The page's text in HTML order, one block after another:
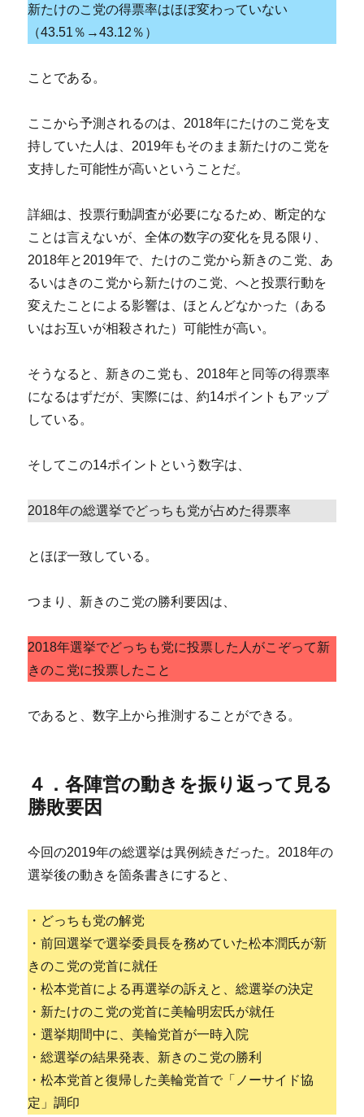
新たけのこ党の得票率はほぼ変わっていない
（43.51％→43.12％）
ことである。
ここから予測されるのは、2018年にたけのこ党を支
持していた人は、2019年もそのまま新たけのこ党を
支持した可能性が高いということだ。
詳細は、投票行動調査が必要になるため、断定的な
ことは言えないが、全体の数字の変化を見る限り、
2018年と2019年で、たけのこ党から新きのこ党、あ
るいはきのこ党から新たけのこ党、へと投票行動を
変えたことによる影響は、ほとんどなかった（ある
いはお互いが相殺された）可能性が高い。
そうなると、新きのこ党も、2018年と同等の得票率
になるはずだが、実際には、約14ポイントもアップ
している。
そしてこの14ポイントという数字は、
2018年の総選挙でどっちも党が占めた得票率
とほぼ一致している。
つまり、新きのこ党の勝利要因は、
2018年選挙でどっちも党に投票した人がこぞって新
きのこ党に投票したこと
であると、数字上から推測することができる。
４．各陣営の動きを振り返って見る
勝敗要因
今回の2019年の総選挙は異例続きだった。2018年の
選挙後の動きを箇条書きにすると、
・どっちも党の解党
・前回選挙で選挙委員長を務めていた松本潤氏が新
きのこ党の党首に就任
・松本党首による再選挙の訴えと、総選挙の決定
・新たけのこ党の党首に美輪明宏氏が就任
・選挙期間中に、美輪党首が一時入院
・総選挙の結果発表、新きのこ党の勝利
・松本党首と復帰した美輪党首で「ノーサイド協
定」調印